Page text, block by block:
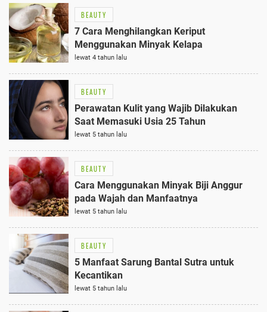
BEAUTY
7 Cara Menghilangkan Keriput
Menggunakan Minyak Kelapa
lewat 4 tahun lalu
BEAUTY
Perawatan Kulit yang Wajib Dilakukan
Saat Memasuki Usia 25 Tahun
lewat 5 tahun lalu
BEAUTY
Cara Menggunakan Minyak Biji Anggur
pada Wajah dan Manfaatnya
lewat 5 tahun lalu
BEAUTY
5 Manfaat Sarung Bantal Sutra untuk
Kecantikan
lewat 5 tahun lalu